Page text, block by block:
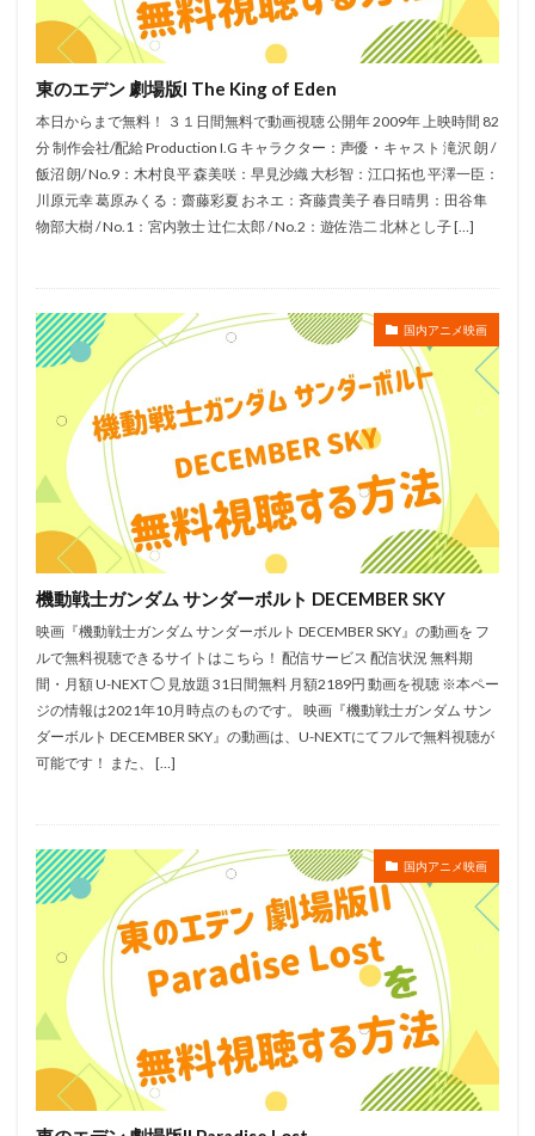
稲田徹
稲葉卓也 稲葉大樹
竹内都子
竹富聖花
納谷悟郎
米たにヨシトモ
米倉斉加年
米林宏昌
米澤円
粗品（霜降り明星）
粗忽屋西神戸店
粟野志門
紡木吏佐
篠田みなみ 細田守
細田雅弘
細谷佳正
細野雅世 結城比呂
綾瀬はるか
笠間淳
竹本英史 竹村拓
竹田雅則
竹若拓磨
竹野谷咲
笑福亭仁鶴
笑福亭鶴瓶 笠井由勝
笠原弘子
笹原和也
篠原美香 笹島かほる
笹本優子
笹沼晃
笹田貴之 笹部恵里子
笹野高史
筒井修平
筒井道隆 篠原俊哉
篠原恵美
篠原涼子
岡寛恵
20世紀フォックス
フチュリコン・フィルム
フィッツ・ヒューストン
フィルムコンパニエット
フィルムリンク・インターナショナル
フィル・ジョンストン
フィル・ハリス
フィル・ロマン
フィル・ロード
フォックス・アニメーション・スタジオ
フロンティアワークス
ブエナビスタ
ブライアン・スミス
ブライアン・ピメンタル
ブライアン・ベッドフォード
ブラインド・ウィンク
ブラッドリー・レイモンド
ブラッド・バード
ブラッド・ルイス
ブリドカットセーラ恵美
ファーストサマーウイカ
ファニメーション
ブレンダ・チャップマン
ビビる大木
パット・バトラム
パトリス・ルコント
東のエデン 劇場版I The King of Eden
本日からまで無料！ ３１日間無料で動画視聴 公開年 2009年 上映時間 82
分 制作会社/配給 Production I.G キャラクター：声優・キャスト 滝沢 朗 /
飯沼 朗/ No.9：木村良平 森美咲：早見沙織 大杉智：江口拓也 平澤一臣：
川原元幸 葛原みくる：齋藤彩夏 おネエ：斉藤貴美子 春日晴男：田谷隼
物部大樹 / No.1：宮内敦士 辻仁太郎 / No.2：遊佐浩二 北林とし子 […]
国内アニメ映画
機動戦士ガンダム サンダーボルト DECEMBER SKY
映画『機動戦士ガンダム サンダーボルト DECEMBER SKY』の動画を フ
ルで無料視聴できるサイトはこちら！ 配信サービス 配信状況 無料期
間・月額 U-NEXT ◯ 見放題 31日間無料 月額2189円 動画を視聴 ※本ペー
ジの情報は2021年10月時点のものです。 映画『機動戦士ガンダム サン
ダーボルト DECEMBER SKY』の動画は、U-NEXTにてフルで無料視聴が
可能です！ また、 […]
国内アニメ映画